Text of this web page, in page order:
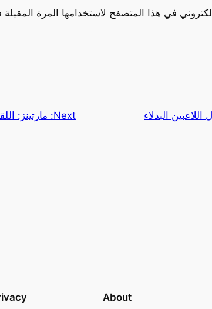
في هذا المتصفح لاستخدامها المرة
البدلاء Next: مارتينز:
About